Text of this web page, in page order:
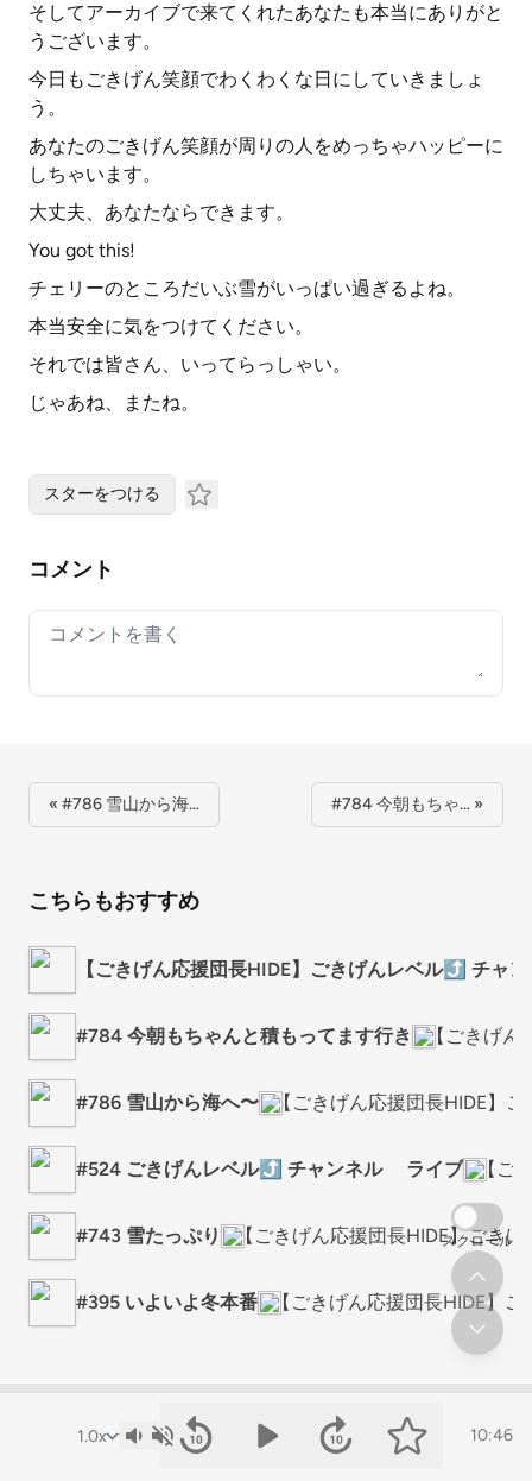
そしてアーカイブで来てくれたあなたも本当にありがと
うございます。
今日もごきげん笑顔でわくわくな日にしていきましょ
う。
あなたのごきげん笑顔が周りの人をめっちゃハッピーに
しちゃいます。
大丈夫、あなたならできます。
You got this!
チェリーのところだいぶ雪がいっぱい過ぎるよね。
本当安全に気をつけてください。
それでは皆さん、いってらっしゃい。
じゃあね、またね。
10:46
スターをつける
コメント
Your comment
« #786 雪山から海… #784 今朝もちゃ… »
こちらもおすすめ
【ごきげん応援団長HIDE】ごきげんレベル⤴️ チャ
#784 今朝もちゃんと積もってます行き 【ごきげ
#786 雪山から海へ〜 【ごきげん応援団長HIDE
#524 ごきげんレベル⤴️ チャンネル ライブ 【ご
#743 雪たっぷり 【ごきげん応援団長HIDE】ご
#395 いよいよ冬本番 【ごきげん応援団長HIDE】
スクロール